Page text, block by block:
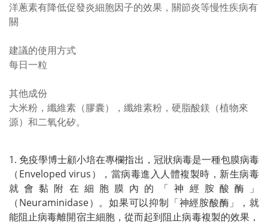
洋蔥素有降低促發炎細胞因子的效果，關節炎等慢性疾病有
關
建議的使用方式
每日一粒
其他成份
大米粉，纖維素（膠囊），纖維素粉，硬脂酸鎂（植物來
源）和二氧化矽。
免疫學博士顧小培在專欄指出，冠狀病毒是一種包膜病毒
（Enveloped virus）
，當病毒進入人體複製時，新生病毒
就會黏附在細胞膜內的
「神經胺酸酶」
（Neuraminidase） 。如果可以抑制「神經胺酸酶」，就
能阻止病毒離開宿主細胞，從而起到阻止病毒複製的效果，